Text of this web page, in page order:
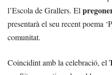
l’Escola de Grallers. El
presentarà el seu recent poema
comunitat.
Coincidint amb la celebració, el